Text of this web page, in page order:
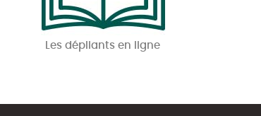
Les dépliants en ligne